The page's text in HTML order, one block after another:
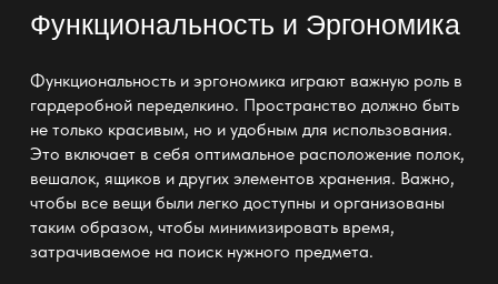
Функциональность и Эргономика
Функциональность и эргономика играют важную роль в
гардеробной переделкино. Пространство должно быть
не только красивым, но и удобным для использования.
Это включает в себя оптимальное расположение полок,
вешалок, ящиков и других элементов хранения. Важно,
чтобы все вещи были легко доступны и организованы
таким образом, чтобы минимизировать время,
затрачиваемое на поиск нужного предмета.